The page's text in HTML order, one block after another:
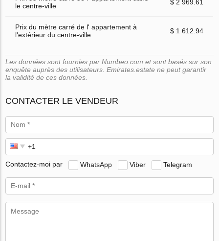
le centre-ville
$ 2 969.61
Prix du mètre carré de l' appartement à
l'extérieur du centre-ville
$ 1 612.94
Les données sont fournies par Numbeo.com et sont basés sur son
enquête auprès des utilisateurs. Emirates.estate ne peut garantir
la validité de ces données.
CONTACTER LE VENDEUR
Contactez-moi par WhatsApp Viber Telegram